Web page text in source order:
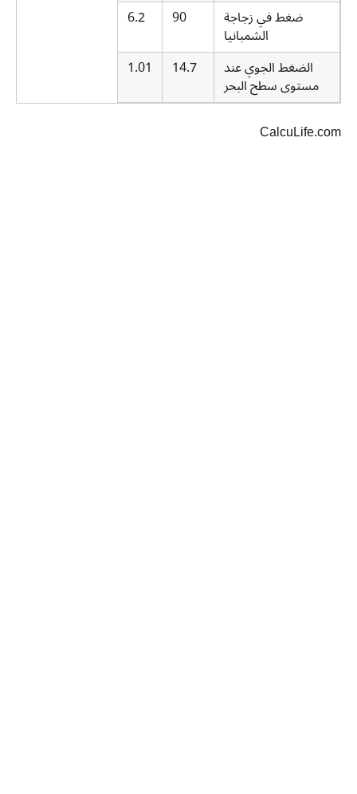
ضغط في زجاجة
الشمبانيا
90
6.2
الضغط الجوي عند
مستوى سطح البحر
14.7
1.01
CalcuLife.com